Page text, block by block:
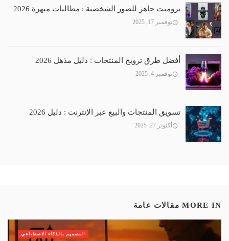
برومبت جاهز للصور الشخصية : مطالبات مبهرة 2026
نوفمبر 17, 2025
أفضل طرق ترويج المنتجات : دليل مذهل 2026
نوفمبر 4, 2025
تسويق المنتجات والبيع عبر الإنترنت : دليل 2026
أكتوبر 27, 2025
MORE IN مقالات عامة
التصميم بالذكاء الاصطناعي